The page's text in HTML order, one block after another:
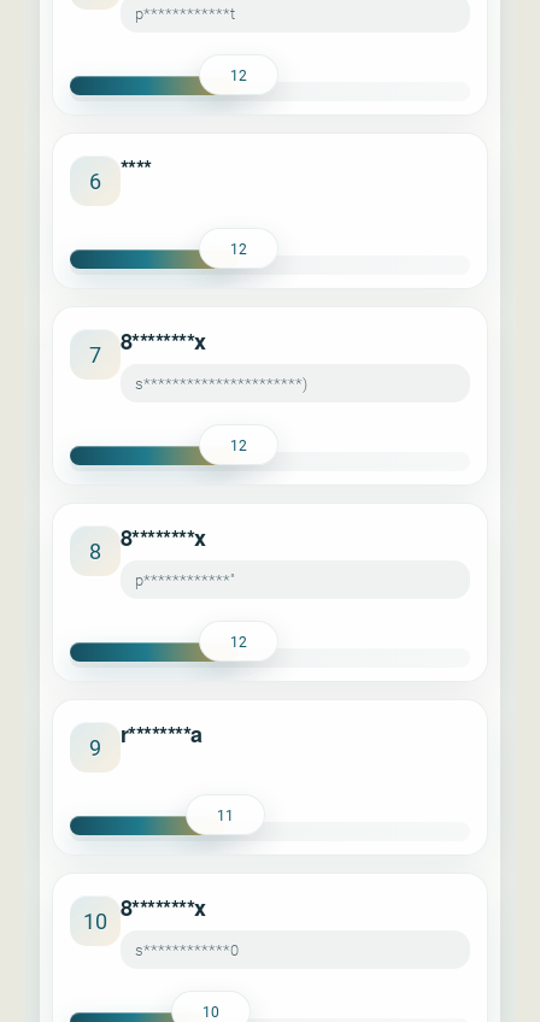
p************t
12
6 ****
12
7 8********x
s**********************)
12
8 8********x
p************"
12
9 r********a
11
10 8********x
s************0
10